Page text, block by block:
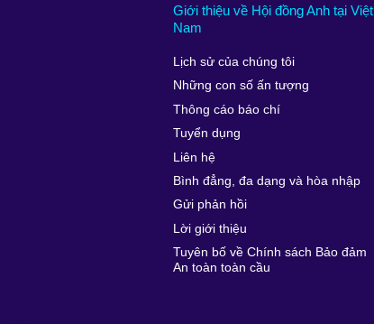
Giới thiệu về Hội đồng Anh tại Việt
Nam
Lịch sử của chúng tôi
Những con số ấn tượng
Thông cáo báo chí
Tuyển dụng
Liên hệ
Bình đẳng, đa dạng và hòa nhập
Gửi phản hồi
Lời giới thiệu
Tuyên bố về Chính sách Bảo đảm
An toàn toàn cầu